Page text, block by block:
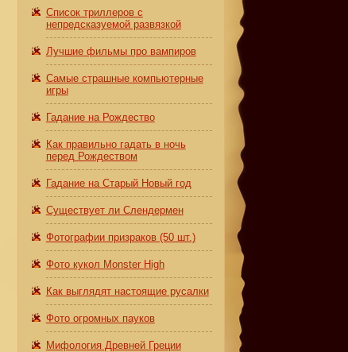
Список триллеров с
непредсказуемой развязкой
Лучшие фильмы про вампиров
Самые страшные компьютерные
игры
Гадание на Рождество
Как правильно гадать в ночь
перед Рождеством
Гадание на Старый Новый год
Существует ли Слендермен
Фотографии призраков (50 шт.)
Фото кукол Monster High
Как выглядят настоящие русалки
Фото огромных пауков
Мифология Древней Греции